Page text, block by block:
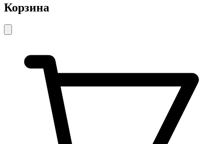
Корзина